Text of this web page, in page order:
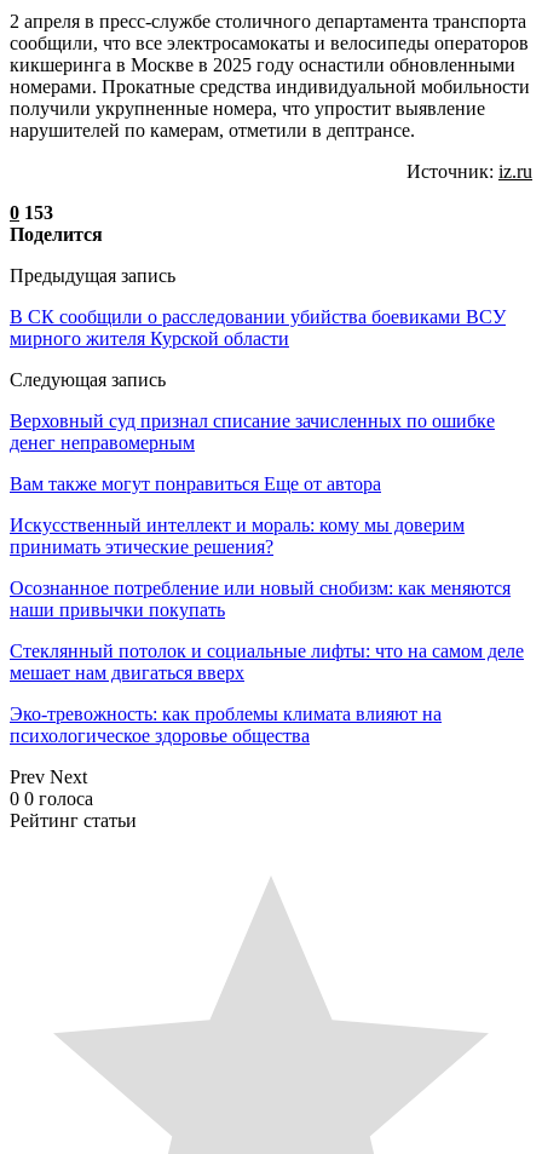
2 апреля в пресс-службе столичного департамента транспорта
сообщили, что все электросамокаты и велосипеды операторов
кикшеринга в Москве в 2025 году оснастили обновленными
номерами. Прокатные средства индивидуальной мобильности
получили укрупненные номера, что упростит выявление
нарушителей по камерам, отметили в дептрансе.
Источник: iz.ru
0 153
Поделится
Предыдущая запись
В СК сообщили о расследовании убийства боевиками ВСУ
мирного жителя Курской области
Следующая запись
Верховный суд признал списание зачисленных по ошибке
денег неправомерным
Вам также могут понравиться Еще от автора
Искусственный интеллект и мораль: кому мы доверим
принимать этические решения?
Осознанное потребление или новый снобизм: как меняются
наши привычки покупать
Стеклянный потолок и социальные лифты: что на самом деле
мешает нам двигаться вверх
Эко-тревожность: как проблемы климата влияют на
психологическое здоровье общества
Prev Next
0 0 голоса
Рейтинг статьи